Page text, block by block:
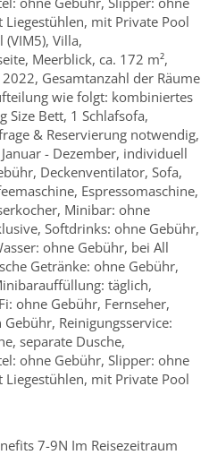
Liegestühlen, mit Private Pool
Villa,
Meerblick, ca. 172 m²,
Gesamtanzahl der Räume
wie folgt: kombiniertes
Size Bett, 1 Schlafsofa,
& Reservierung notwendig,
- Dezember, individuell
Deckenventilator, Sofa,
Espressomaschine,
Minibar: ohne
Softdrinks: ohne Gebühr,
ohne Gebühr, bei All
Getränke: ohne Gebühr,
täglich,
ohne Gebühr, Fernseher,
Reinigungsservice:
separate Dusche,
ohne Gebühr, Slipper: ohne
Liegestühlen, mit Private Pool
7-9N Im Reisezeitraum